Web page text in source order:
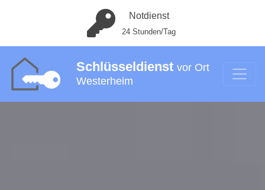
Notdienst
24 Stunden/Tag
Schlüsseldienst vor Ort
Westerheim